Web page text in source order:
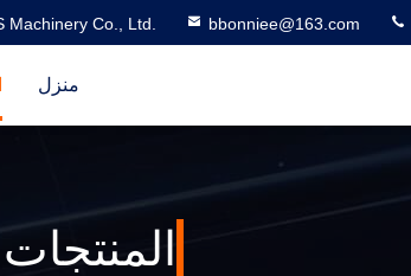
Machinery Co., Ltd. bbonniee@163.com
منزل
المنتجات